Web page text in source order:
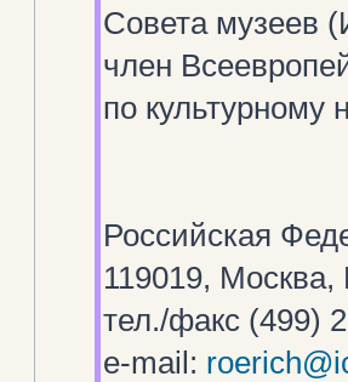
Совета музеев
член
по
Российская
119019,
тел./факс (499)
e-mail: